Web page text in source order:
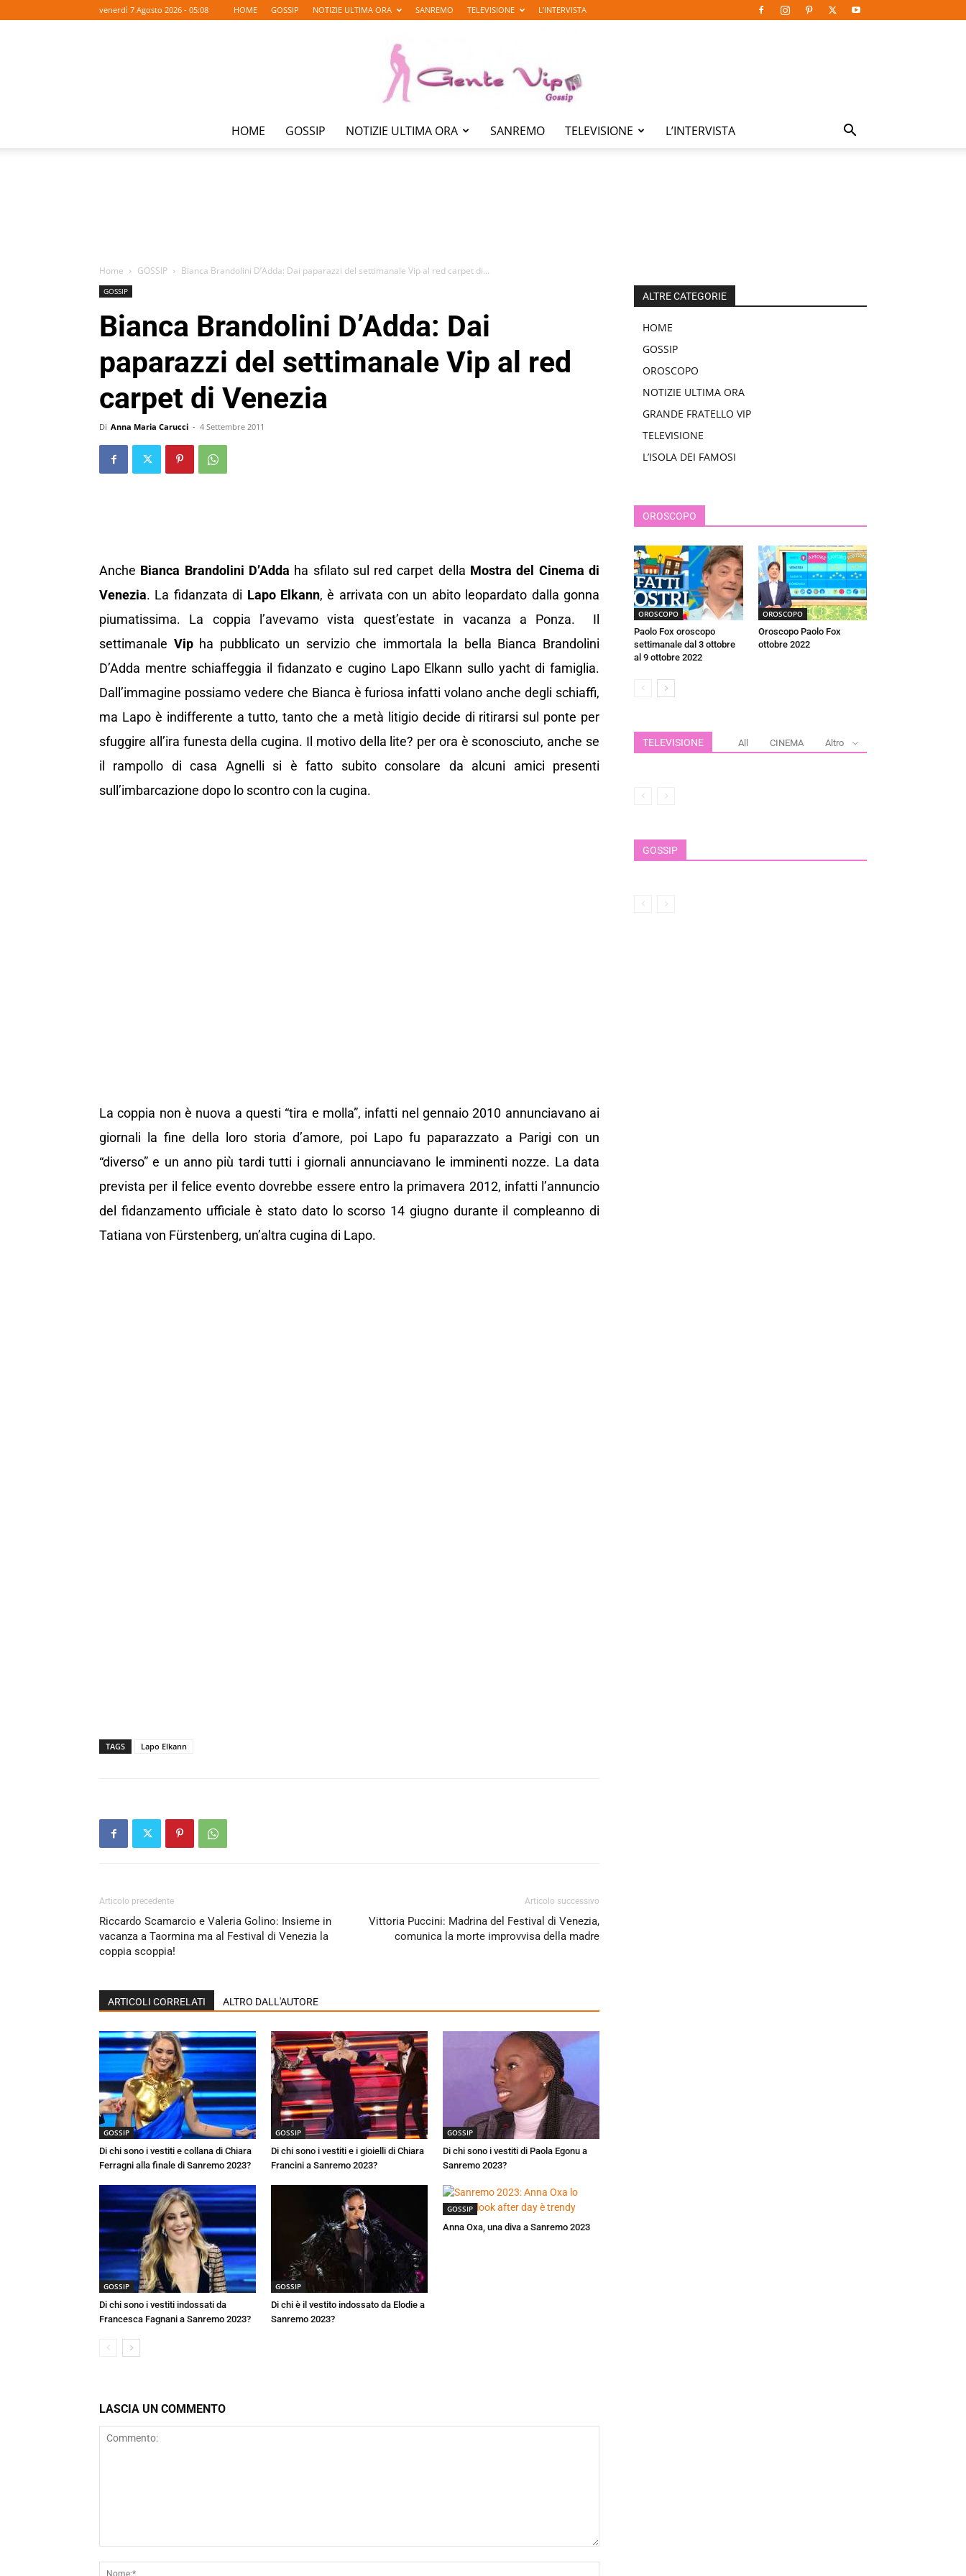
venerdì 7 Agosto 2026 - 05:08 HOME GOSSIP NOTIZIE ULTIMA ORA SANREMO TELEVISIONE L’INTERVISTA
HOME GOSSIP NOTIZIE ULTIMA ORA SANREMO TELEVISIONE L’INTERVISTA
Home GOSSIP Bianca Brandolini D’Adda: Dai paparazzi del settimanale Vip al red carpet di...
GOSSIP
Bianca Brandolini D’Adda: Dai
paparazzi del settimanale Vip al red
carpet di Venezia
Di Anna Maria Carucci - 4 Settembre 2011
Anche Bianca Brandolini D’Adda ha sfilato sul red carpet della Mostra del Cinema di
Venezia. La fidanzata di Lapo Elkann, è arrivata con un abito leopardato dalla gonna
piumatissima. La coppia l’avevamo vista quest’estate in vacanza a Ponza. Il
settimanale Vipha pubblicato un servizio che immortala la bella Bianca Brandolini
D’Adda mentre schiaffeggia il fidanzato e cugino Lapo Elkann sullo yacht di famiglia.
Dall’immagine possiamo vedere che Bianca è furiosa infatti volano anche degli schiaffi,
ma Lapo è indifferente a tutto, tanto che a metà litigio decide di ritirarsi sul ponte per
sfuggire all’ira funesta della cugina. Il motivo della lite? per ora è sconosciuto, anche se
il rampollo di casa Agnelli si è fatto subito consolare da alcuni amici presenti
sull’imbarcazione dopo lo scontro con la cugina.
La coppia non è nuova a questi “tira e molla”, infatti nel gennaio 2010 annunciavano ai
giornali la fine della loro storia d’amore, poi Lapo fu paparazzato a Parigi con un
“diverso” e un anno più tardi tutti i giornali annunciavano le imminenti nozze. La data
prevista per il felice evento dovrebbe essere entro la primavera 2012, infatti l’annuncio
del fidanzamento ufficiale è stato dato lo scorso 14 giugno durante il compleanno di
Tatiana von Fürstenberg, un’altra cugina di Lapo.
TAGS Lapo Elkann
Articolo precedente
Riccardo Scamarcio e Valeria Golino: Insieme in
vacanza a Taormina ma al Festival di Venezia la
coppia scoppia!
Articolo successivo
Vittoria Puccini: Madrina del Festival di Venezia,
comunica la morte improvvisa della madre
ARTICOLI CORRELATI ALTRO DALL'AUTORE
GOSSIP
Di chi sono i vestiti e collana di Chiara
Ferragni alla finale di Sanremo 2023?
GOSSIP
Di chi sono i vestiti e i gioielli di Chiara
Francini a Sanremo 2023?
GOSSIP
Di chi sono i vestiti di Paola Egonu a
Sanremo 2023?
GOSSIP
Di chi sono i vestiti indossati da
Francesca Fagnani a Sanremo 2023?
GOSSIP
Di chi è il vestito indossato da Elodie a
Sanremo 2023?
GOSSIP
Anna Oxa, una diva a Sanremo 2023
LASCIA UN COMMENTO
ALTRE CATEGORIE
HOME
GOSSIP
OROSCOPO
NOTIZIE ULTIMA ORA
GRANDE FRATELLO VIP
TELEVISIONE
L’ISOLA DEI FAMOSI
OROSCOPO
OROSCOPO
Paolo Fox oroscopo
settimanale dal 3 ottobre
al 9 ottobre 2022
OROSCOPO
Oroscopo Paolo Fox
ottobre 2022
TELEVISIONE All CINEMA Altro
GOSSIP